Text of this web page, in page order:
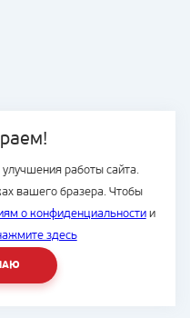
работы сайта.
вашего бразера. Чтобы
о конфиденциальностии
здесь